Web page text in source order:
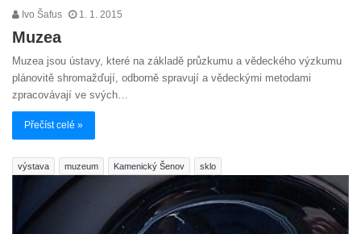
Ivo Šafus 1. 1. 2015
Muzea
Muzea jsou ústavy, které na základě průzkumu a vědeckého výzkumu
plánovitě shromažďují, odborně spravují a vědeckými metodami
zpracovávají ve svých…
Přečíst celé »
výstava muzeum Kamenický Šenov sklo